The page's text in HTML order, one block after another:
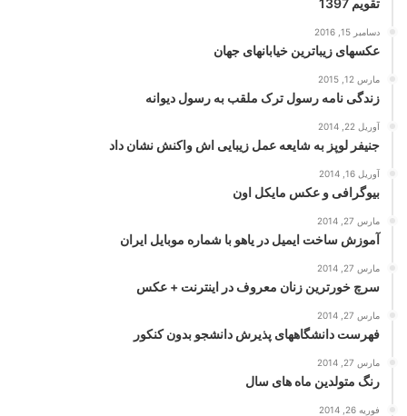
دسامبر 15, 2016
عکسهای زیباترین خیابانهای جهان
مارس 12, 2015
زندگی نامه رسول ترک ملقب به رسول دیوانه
آوریل 22, 2014
جنیفر لوپز به شایعه عمل زیبایی اش واکنش نشان داد
آوریل 16, 2014
بیوگرافی و عکس مایکل اون
مارس 27, 2014
آموزش ساخت ایمیل در یاهو با شماره موبایل ایران
مارس 27, 2014
سرچ خورترین زنان معروف در اینترنت + عکس
مارس 27, 2014
فهرست دانشگاههای پذیرش دانشجو بدون کنکور
مارس 27, 2014
رنگ متولدین ماه های سال
فوریه 26, 2014